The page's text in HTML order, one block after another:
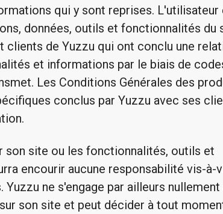
qui y sont reprises. L'utilisateur
données, outils et fonctionnalités du
de Yuzzu qui ont conclu une
et informations par le biais de
Les Conditions Générales des
conclus par Yuzzu avec ses
site ou les fonctionnalités, outils et
encourir aucune responsabilité vis-à-
ne s'engage par ailleurs nullement
son site et peut décider à tout